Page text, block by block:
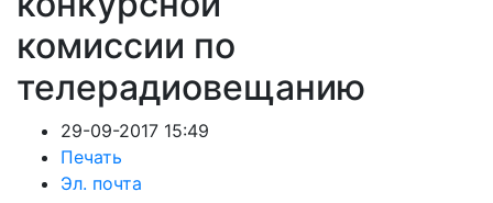
комиссии по
телерадиовещанию
29-09-2017 15:49
Печать
Эл. почта